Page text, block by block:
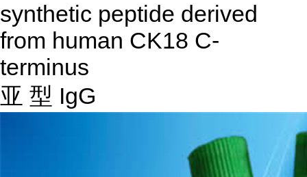
synthetic peptide derived
from human CK18 C-
terminus
亚 型 IgG